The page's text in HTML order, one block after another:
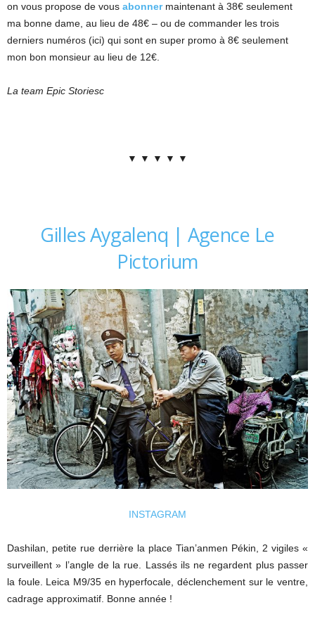
on vous propose de vous abonnermaintenant à 38€ seulement
ma bonne dame, au lieu de 48€ – ou de commander les trois
derniers numéros (ici) qui sont en super promo à 8€ seulement
mon bon monsieur au lieu de 12€.
La team Epic Storiesc
▼ ▼ ▼ ▼ ▼
Gilles Aygalenq | Agence Le
Pictorium
INSTAGRAM
Dashilan, petite rue derrière la place Tian’anmen Pékin, 2 vigiles «
surveillent » l’angle de la rue. Lassés ils ne regardent plus passer
la foule. Leica M9/35 en hyperfocale, déclenchement sur le ventre,
cadrage approximatif. Bonne année !